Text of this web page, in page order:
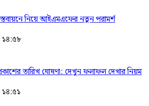
নিয়ে আইএমএফের নতুন পরামর্শ
তারিখ ঘোষণা: দেখুন ফলাফল দেখার নিয়ম